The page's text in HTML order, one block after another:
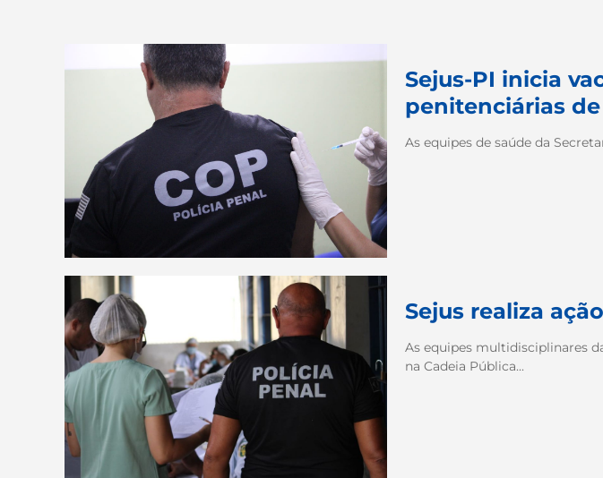
Sejus-PI inicia
penitenciárias de
As equipes de saúde da
Sejus realiza
As equipes multidisciplinares
na Cadeia Pública...